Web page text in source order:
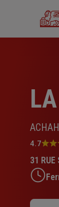
Note
4.7
sur
5
4.7
31 RUE